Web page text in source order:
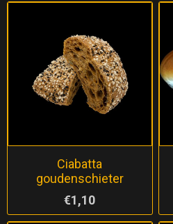
Ciabatta
goudenschieter
€1,10